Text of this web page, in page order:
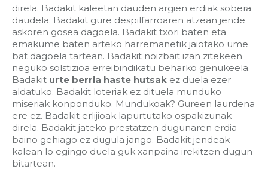
direla. Badakit kaleetan dauden argien erdiak sobera
daudela. Badakit gure despilfarroaren atzean jende
askoren gosea dagoela. Badakit txori baten eta
emakume baten arteko harremanetik jaiotako ume
bat dagoela tartean. Badakit noizbait izan zitekeen
neguko solstizioa erreibindikatu beharko genukeela.
Badakit urte berria haste hutsak ez duela ezer
aldatuko. Badakit loteriak ez dituela munduko
miseriak konponduko. Mundukoak? Gureen laurdena
ere ez. Badakit erlijioak lapurtutako ospakizunak
direla. Badakit jateko prestatzen dugunaren erdia
baino gehiago ez dugula jango. Badakit jendeak
kalean lo egingo duela guk xanpaina irekitzen dugun
bitartean.